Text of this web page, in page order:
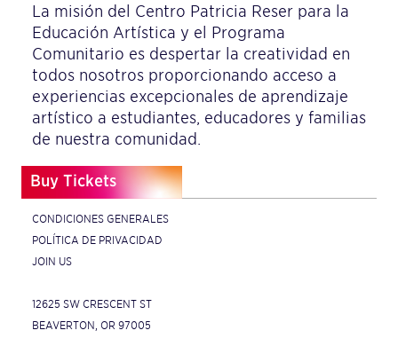
La misión del Centro Patricia Reser para la
Educación Artística y el Programa
Comunitario es despertar la creatividad en
todos nosotros proporcionando acceso a
experiencias excepcionales de aprendizaje
artístico a estudiantes, educadores y familias
de nuestra comunidad.
Buy Tickets
CONDICIONES GENERALES
POLÍTICA DE PRIVACIDAD
JOIN US
12625 SW CRESCENT ST
BEAVERTON, OR 97005